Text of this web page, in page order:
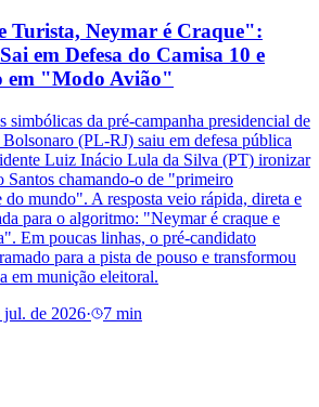
Turista, Neymar é Craque":
em Defesa do Camisa 10 e
em "Modo Avião"
simbólicas da pré-campanha presidencial de
(PL-RJ) saiu em defesa pública
Luiz Inácio Lula da Silva (PT) ironizar
Santos chamando-o de "primeiro
mundo". A resposta veio rápida, direta e
para o algoritmo: "Neymar é craque e
Em poucas linhas, o pré-candidato
para a pista de pouso e transformou
em munição eleitoral.
jul. de 2026· 7 min